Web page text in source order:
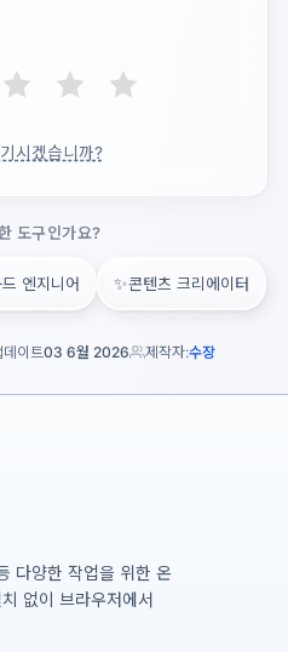
시겠습니까?
도구인가요?
엔지니어 ✨콘텐츠 크리에이터
데이트03 6월 2026 제작자:수장
다양한 작업을 위한 온
없이 브라우저에서